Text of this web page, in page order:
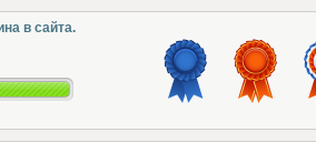
в сайта.